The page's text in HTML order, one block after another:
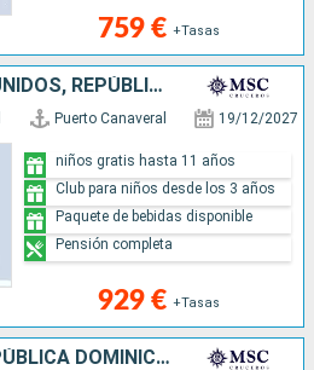
759 € +Tasas
BAHAMAS, ESTADOS UNIDOS, REPÚBLICA DOMINICANA, ISLAS TURCAS Y CAICOS
Puerto Canaveral 19/12/2027
929 € +Tasas
niños gratis hasta 11 años
Club para niños desde los 3 años
Paquete de bebidas disponible
Pensión completa
ESTADOS UNIDOS, REPÚBLICA DOMINICANA, ISLAS TURCAS Y CAICOS, BAHAMAS, JAMAICA, ISLAS CAIMÁN, MÉXICO